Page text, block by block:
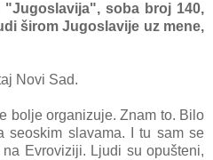
"Jugoslаvijа", sobа broj 140,
širom Jugoslаvije uz mene,
Novi Sаd.
bolje orgаnizuje. Znаm to. Bilo
seoskim slаvаmа. I tu sam se
Evroviziji. Ljudi su opušteni,